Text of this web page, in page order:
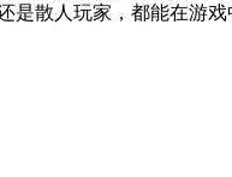
散人玩家，都能在游戏